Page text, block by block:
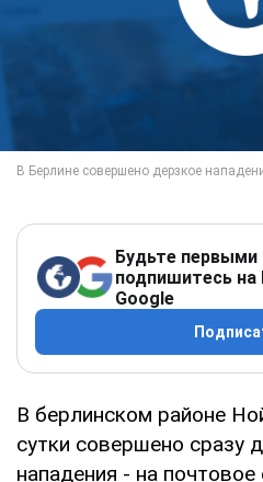
Будьте первыми
подпишитесь на
Google
В берлинском районе
сутки совершено сразу
нападения - на почтовое